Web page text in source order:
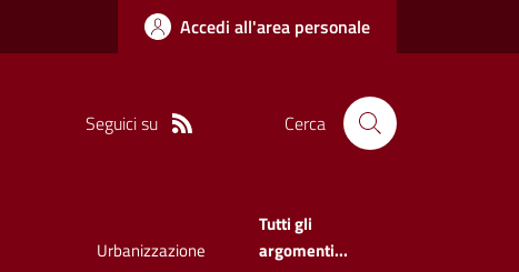
Accedi all'area personale
Seguici su Cerca
Urbanizzazione
Tutti gli
argomenti...